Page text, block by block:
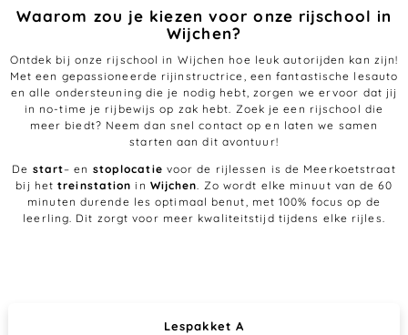
Waarom zou je kiezen voor onze rijschool in
Wijchen?
Ontdek bij onze rijschool in Wijchen hoe leuk autorijden kan zijn!
Met een gepassioneerde rijinstructrice, een fantastische lesauto
en alle ondersteuning die je nodig hebt, zorgen we ervoor dat jij
in no-time je rijbewijs op zak hebt. Zoek je een rijschool die
meer biedt? Neem dan snel contact op en laten we samen
starten aan dit avontuur!
De start– en stoplocatie voor de rijlessen is de Meerkoetstraat
bij hettreinstation in Wijchen. Zo wordt elke minuut van de 60
minuten durende les optimaal benut, met 100% focus op de
leerling. Dit zorgt voor meer kwaliteitstijd tijdens elke rijles.
Lespakket A